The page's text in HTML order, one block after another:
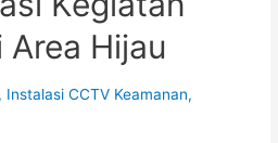
Hijau
Instalasi CCTV Keamanan,